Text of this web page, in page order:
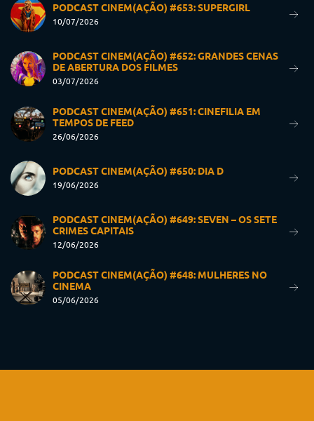
PODCAST CINEM(AÇÃO) #653: SUPERGIRL
10/07/2026
PODCAST CINEM(AÇÃO) #652: GRANDES CENAS
DE ABERTURA DOS FILMES
03/07/2026
PODCAST CINEM(AÇÃO) #651: CINEFILIA EM
TEMPOS DE FEED
26/06/2026
PODCAST CINEM(AÇÃO) #650: DIA D
19/06/2026
PODCAST CINEM(AÇÃO) #649: SEVEN – OS SETE
CRIMES CAPITAIS
12/06/2026
PODCAST CINEM(AÇÃO) #648: MULHERES NO
CINEMA
05/06/2026